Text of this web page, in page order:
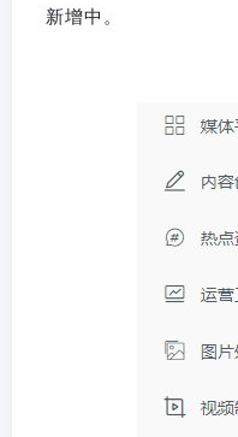
新增中。